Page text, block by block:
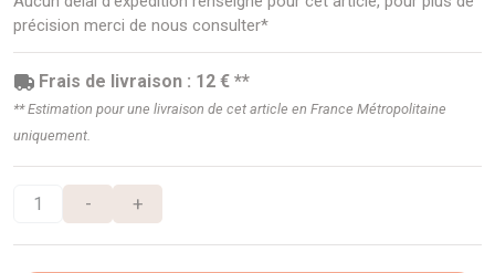
précision merci de nous consulter*
Frais de livraison : 12 € **
** Estimation pour une livraison de cet article en France Métropolitaine
uniquement.
- +